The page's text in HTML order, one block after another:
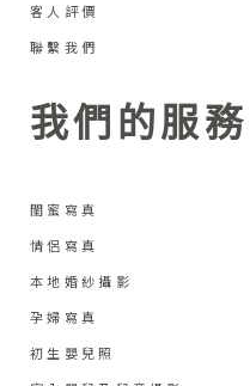
客人評價
聯繫我們
我們的服務
閨蜜寫真
情侶寫真
本地婚紗攝影
孕婦寫真
初生嬰兒照